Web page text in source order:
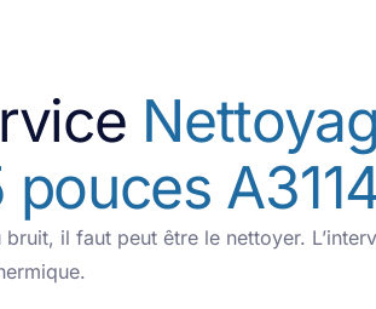
il faut peut être le nettoyer.